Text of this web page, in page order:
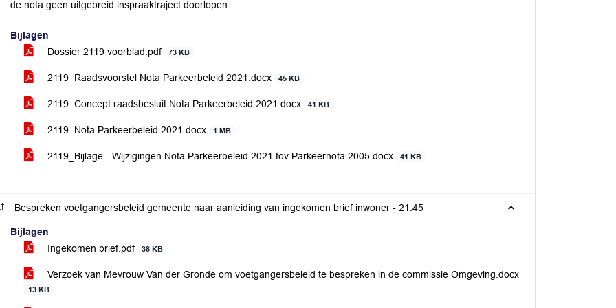
de nota geen uitgebreid inspraaktraject doorlopen.
Bijlagen
Dossier 2119 voorblad.pdf
73 KB
2119_Raadsvoorstel Nota Parkeerbeleid 2021.docx 45 KB
2119_Concept raadsbesluit Nota Parkeerbeleid 2021.docx 41 KB
2119_Nota Parkeerbeleid 2021.docx 1 MB
2119_Bijlage - Wijzigingen Nota Parkeerbeleid 2021 tov Parkeernota 2005.docx 41 KB
Bespreken voetgangersbeleid gemeente naar aanleiding van ingekomen brief inwoner - 21:45
Bijlagen
Ingekomen brief.pdf
38 KB
Verzoek van Mevrouw Van der Gronde om voetgangersbeleid te bespreken in de commissie Omgeving.docx
13 KB